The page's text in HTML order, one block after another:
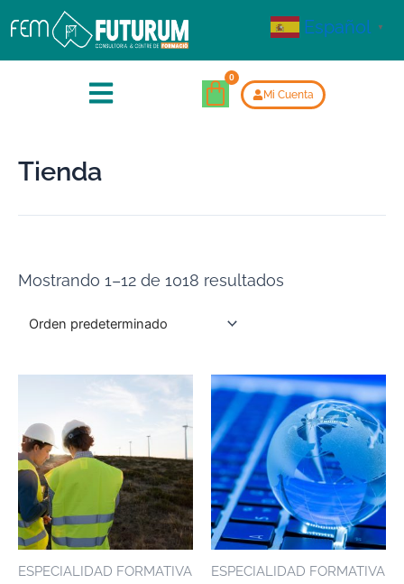
Mi Cuenta
Tienda
Mostrando 1–12 de 1018 resultados
ESPECIALIDAD FORMATIVA ESPECIALIDAD FORMATIVA
Español ▼